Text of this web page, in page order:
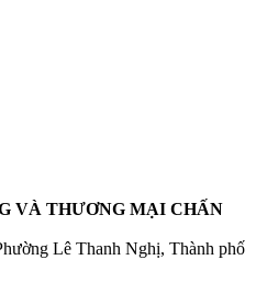
VÀ THƯƠNG MẠI CHẤN
Lê Thanh Nghị, Thành phố